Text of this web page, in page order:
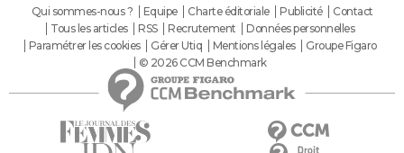
Qui sommes-nous ? Equipe Charte éditoriale Publicité
Contact
Tous les articles
RSS Recrutement
Données personnelles
Paramétrer les cookies
Gérer Utiq Mentions légales
Groupe Figaro
© 2026 CCM Benchmark